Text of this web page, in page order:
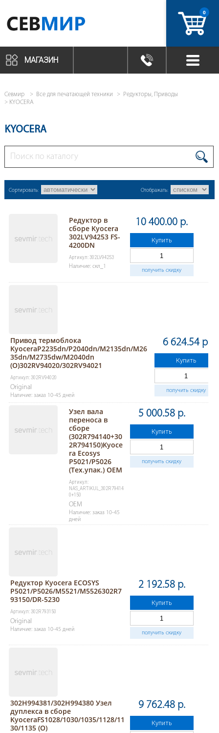
0
МАГАЗИН
Севмир Все для печатающей техники
Редукторы, Приводы
KYOCERA
KYOCERA
Сортировать: Отображать:
Редуктор в
сборе Kyocera
302LV94253 FS-
4200DN
Артикул: 302LV94253
Наличие: скл_1
10 400.00 р.
Купить
получить скидку
Привод термоблока
KyoceraP2235dn/P2040dn/M2135dn/M26
35dn/M2735dw/M2040dn
(O)302RV94020/302RV94021
Артикул: 302RV94020
Original
Наличие: заказ 10-45 дней
6 624.54 р.
Купить
получить скидку
Узел вала
переноса в
сборе
(302R794140+30
2R794150)Kyoce
ra Ecosys
P5021/P5026
(Тех.упак.) OEM
Артикул:
NAS_ARTIKUL_302R79414
0+150
OEM
Наличие: заказ 10-45
дней
5 000.58 р.
Купить
получить скидку
Редуктор Kyocera ECOSYS
P5021/P5026/M5521/M5526302R7
93150/DR-5230
Артикул: 302R793150
Original
Наличие: заказ 10-45 дней
2 192.58 р.
Купить
получить скидку
302H994381/302H994380 Узел
дуплекса в сборе
KyoceraFS1028/1030/1035/1128/11
30/1135 (O)
9 762.48 р.
Купить